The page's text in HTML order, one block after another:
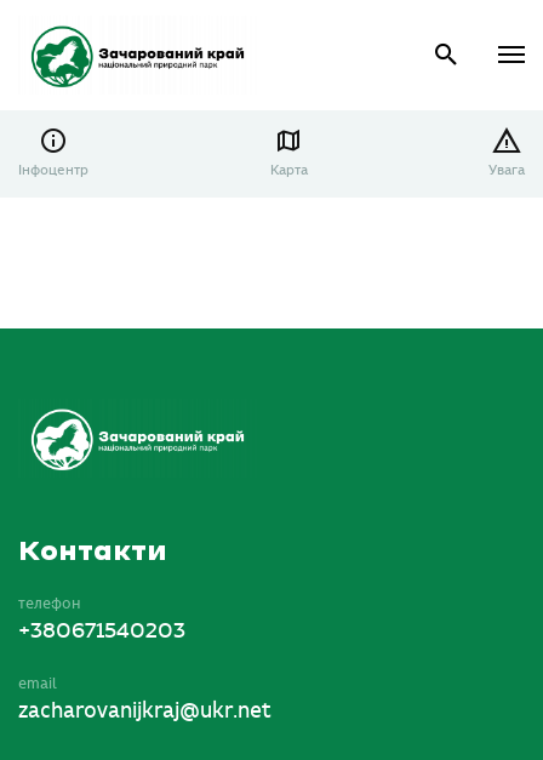
Інфоцентр Карта Увага
Контакти
телефон
+380671540203
email
zacharovanijkraj@ukr.net